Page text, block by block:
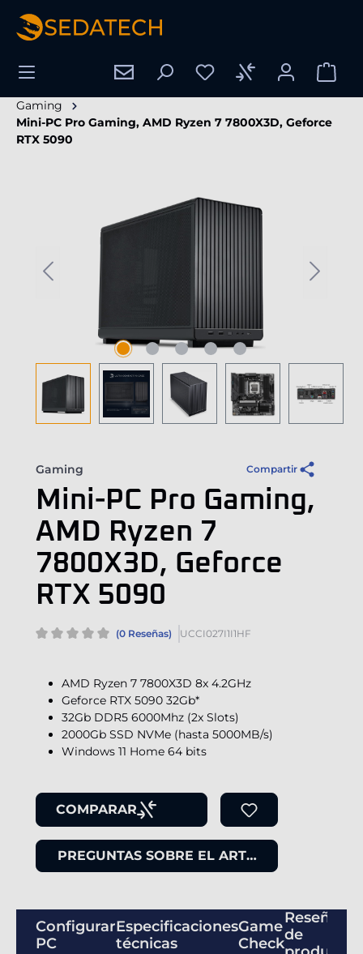
principal
Gaming
Mini-PC Pro Gaming, AMD Ryzen 7 7800X3D, Geforce
RTX 5090
Gaming Compartir
Mini-PC Pro Gaming,
AMD Ryzen 7
7800X3D, Geforce
RTX 5090
(0 Reseñas) UCCI027I1I1HF
AMD Ryzen 7 7800X3D 8x 4.2GHz
Geforce RTX 5090 32Gb*
32Gb DDR5 6000Mhz (2x Slots)
2000Gb SSD NVMe (hasta 5000MB/s)
Windows 11 Home 64 bits
COMPARAR
PREGUNTAS SOBRE EL ARTÍCULO
Configurar
PC
Especificaciones
técnicas
Game
Check
Reseñas
de